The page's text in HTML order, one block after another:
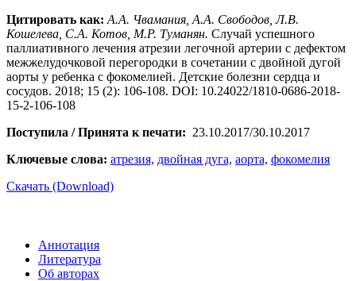
Цитировать как: А.А. Чвамания, А.А. Свободов, Л.В.
Кошелева, С.А. Котов, М.Р. Туманян. Случай успешного
паллиативного лечения атрезии легочной артерии с дефектом
межжелудочковой перегородки в сочетании с двойной дугой
аорты у ребенка с фокомелией. Детские болезни сердца и
сосудов. 2018; 15 (2): 106-108. DOI: 10.24022/1810-0686-2018-
15-2-106-108
Поступила / Принята к печати: 23.10.2017/30.10.2017
Ключевые слова: атрезия, двойная дуга, аорта, фокомелия
Скачать (Download)
Аннотация
Литература
Об авторах